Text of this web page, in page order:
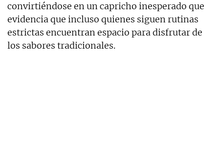
convirtiéndose en un capricho inesperado que
evidencia que incluso quienes siguen rutinas
estrictas encuentran espacio para disfrutar de
los sabores tradicionales.